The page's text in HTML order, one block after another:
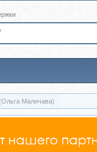
Маличава)